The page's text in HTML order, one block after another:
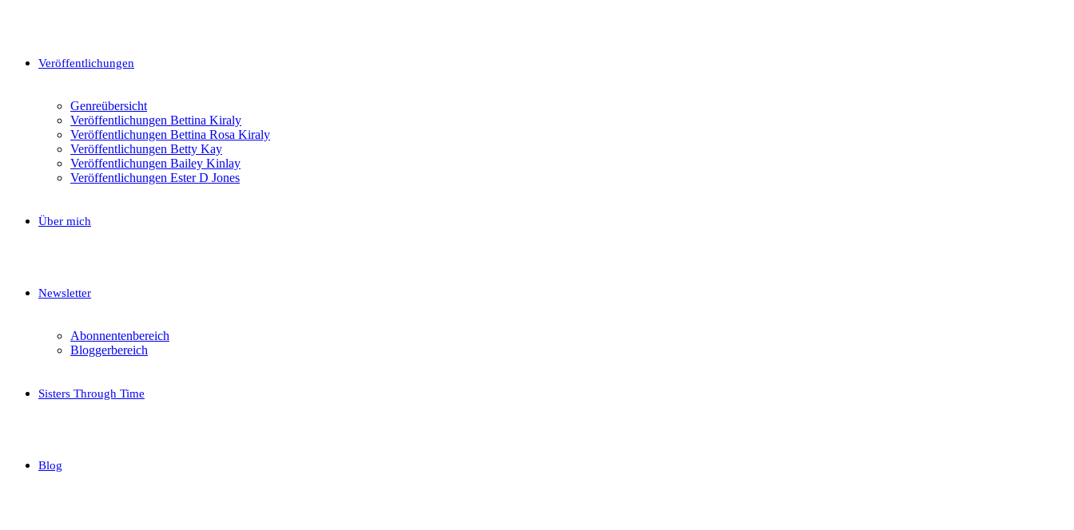
Veröffentlichungen
Genreübersicht
Veröffentlichungen Bettina Kiraly
Veröffentlichungen Bettina Rosa Kiraly
Veröffentlichungen Betty Kay
Veröffentlichungen Bailey Kinlay
Veröffentlichungen Ester D Jones
Über mich
Newsletter
Abonnentenbereich
Bloggerbereich
Sisters Through Time
Blog